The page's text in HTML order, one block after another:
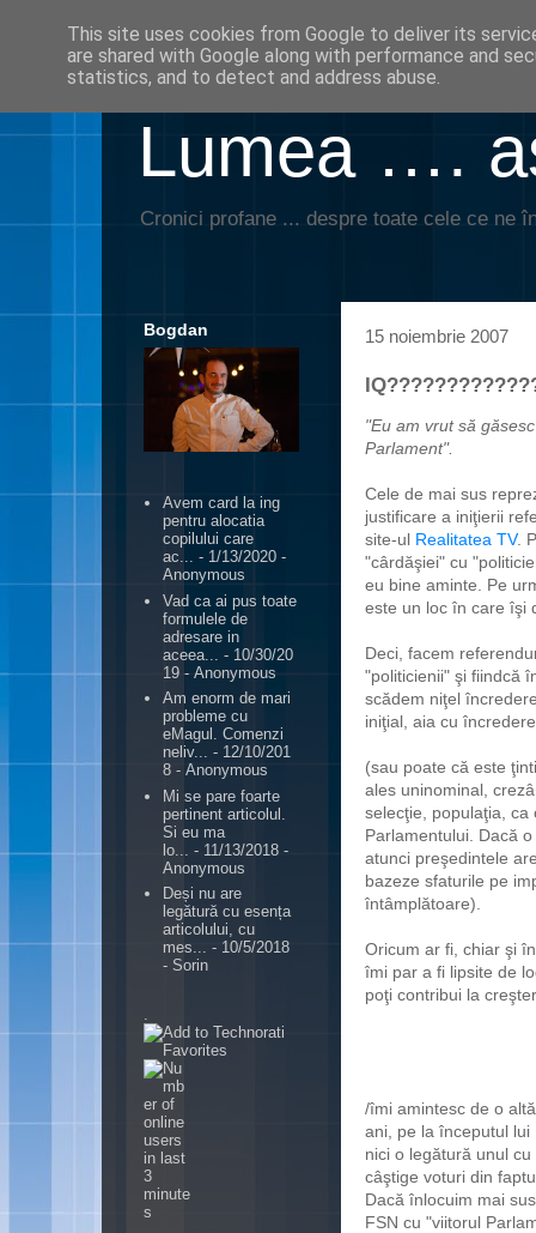
Lumea ….
Cronici profane ... despre toate cele ce ne
15 noiembrie 2007
"Eu am vrut să
Parlament".
Cele de mai sus
justificare a iniţierii
site-ul Realitatea TV.
"cârdăşiei" cu
eu bine aminte. Pe
este un loc în care îşi
Deci, facem
"politicienii" şi fiindcă
scădem niţel
iniţial, aia cu
(sau poate că este
ales uninominal,
selecţie, populaţia,
Parlamentului. Dacă
atunci preşedintele
bazeze sfaturile pe
întâmplătoare).
Oricum ar fi, chiar şi
îmi par a fi lipsite de
poţi contribui la
/îmi amintesc de o
ani, pe la începutul lui
nici o legătură unul
câştige voturi din
Dacă înlocuim mai
FSN cu "viitorul
Bogdan
Avem card la ing
pentru alocatia
copilului care
ac... - 1/13/2020 -
Anonymous
Vad ca ai pus toate
formulele de
adresare in
aceea...
- 10/30/20
19 - Anonymous
Am enorm de mari
probleme cu
eMagul. Comenzi
neliv... - 12/10/201
8 - Anonymous
Mi se pare foarte
pertinent articolul.
Si eu ma
lo...
- 11/13/2018 -
Anonymous
Deși nu are
legătură cu esența
articolului, cu
mes... - 10/5/2018
- Sorin
This site uses cookies from Google to deliver its
are shared with Google along with performance and
statistics, and to detect and address abuse.